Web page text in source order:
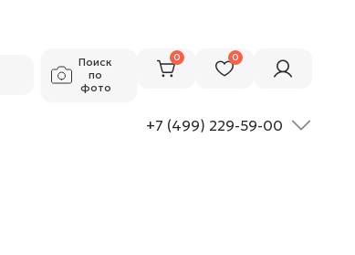
Поиск
по
фото
0 0
+7 (499) 229-59-00